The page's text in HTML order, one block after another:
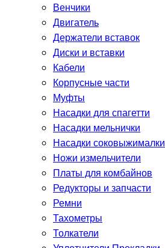
Венчики
Двигатель
Держатели вставок
Диски и вставки
Кабели
Корпусные части
Муфты
Насадки для спагетти
Насадки мельнички
Насадки соковыжималки
Ножи измельчители
Платы для комбайнов
Редукторы и запчасти
Ремни
Тахометры
Толкатели